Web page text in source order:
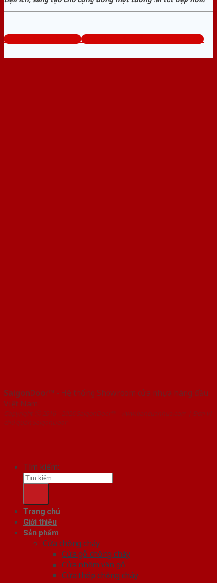
www.sieuthicuanhua.net Tổng đài tư vấn miễn phí: 0824.400.400
SaigonDoor™ - Hệ thống Showroom cửa nhựa hàng đầu
Việt Nam
Copyright ⓒ 2016 – 2026 SaigonDoor™ - www.bancuanhua.com | Đơn vị
chủ quản SaigonDoor
Tìm kiếm:
Trang chủ
Giới thiệu
Sản phẩm
Cửa chống cháy
Cửa gỗ chống cháy
Cửa nhôm vân gỗ
Cửa thép chống cháy